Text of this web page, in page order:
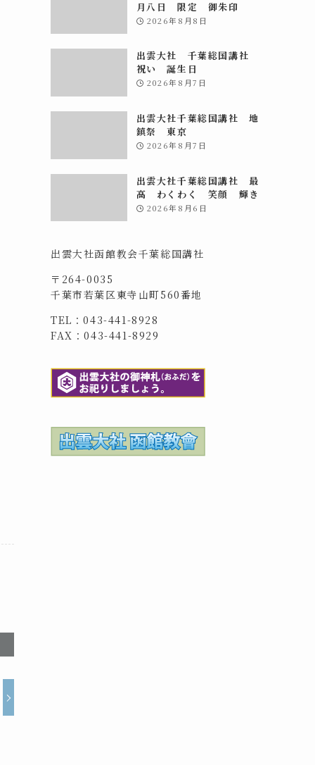
月八日 限定 御朱印
2026年8月8日
出雲大社 千葉総国講社
祝い 誕生日
2026年8月7日
出雲大社千葉総国講社 地
鎮祭 東京
2026年8月7日
出雲大社千葉総国講社 最
高 わくわく 笑顔 輝き
2026年8月6日
出雲大社函館教会千葉総国講社
〒264-0035
千葉市若葉区東寺山町560番地
TEL：043-441-8928
FAX：043-441-8929